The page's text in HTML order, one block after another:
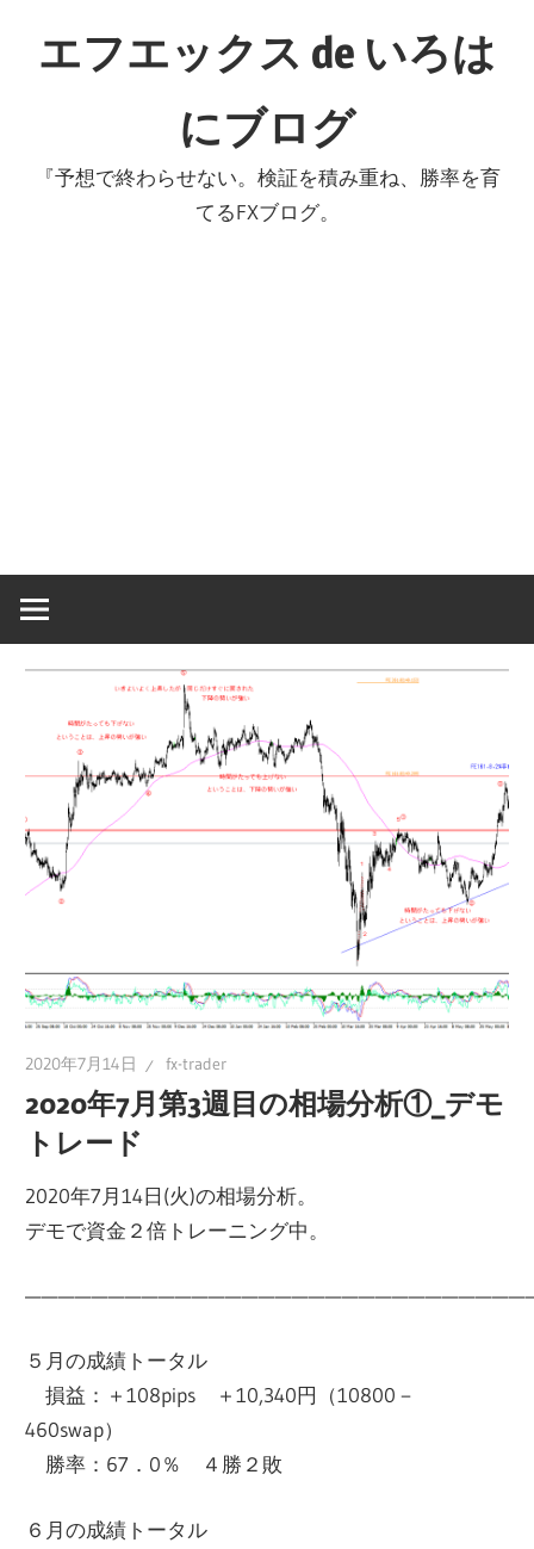
エフエックス de いろは
にブログ
『予想で終わらせない。検証を積み重ね、勝率を育
てるFXブログ。
2020年7月14日 fx-trader
2020年7月第3週目の相場分析①_デモ
トレード
2020年7月14日(火)の相場分析。
デモで資金２倍トレーニング中。
５月の成績トータル
損益：＋108pips ＋10,340円（10800－
460swap）
勝率：67．0％ ４勝２敗
６月の成績トータル